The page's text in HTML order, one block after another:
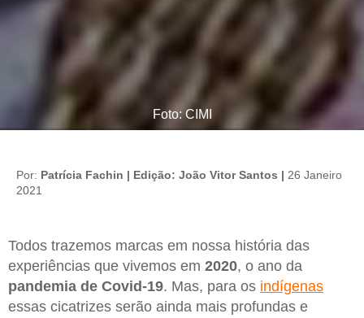
Foto: CIMI
Por: Patrícia Fachin | Edição: João Vitor Santos | 26 Janeiro
2021
Todos trazemos marcas em nossa história das
experiências que vivemos em 2020, o ano da
pandemia de Covid-19. Mas, para os indígenas
essas cicatrizes serão ainda mais profundas e